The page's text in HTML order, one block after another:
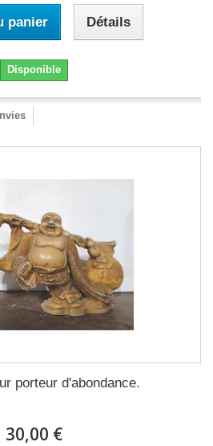
panier Détails
Disponible
porteur d'abondance.
30,00 €